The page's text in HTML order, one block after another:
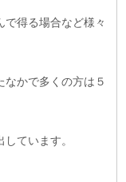
得る場合など様々
かで多くの方は５
ています。